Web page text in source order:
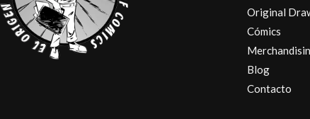
Original
Cómics
Blog
Contacto